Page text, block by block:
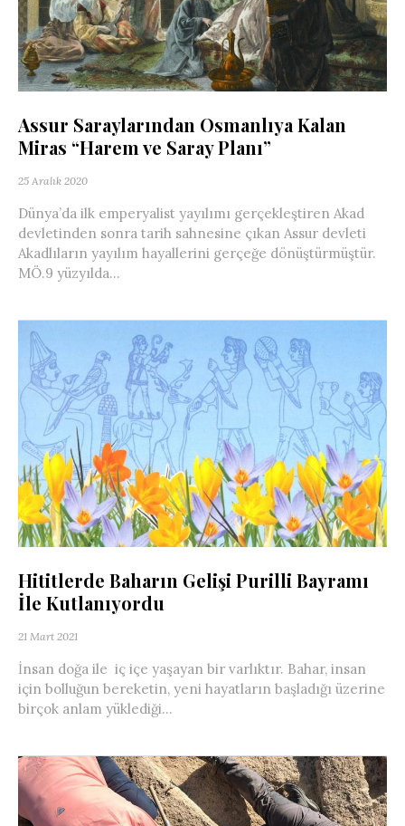
Assur Saraylarından Osmanlıya Kalan
Miras “Harem ve Saray Planı”
25 Aralık 2020
Dünya’da ilk emperyalist yayılımı gerçekleştiren Akad
devletinden sonra tarih sahnesine çıkan Assur devleti
Akadlıların yayılım hayallerini gerçeğe dönüştürmüştür.
MÖ.9 yüzyılda...
Hititlerde Baharın Gelişi Purilli Bayramı
İle Kutlanıyordu
21 Mart 2021
İnsan doğa ile iç içe yaşayan bir varlıktır. Bahar, insan
için bolluğun bereketin, yeni hayatların başladığı üzerine
birçok anlam yüklediği...